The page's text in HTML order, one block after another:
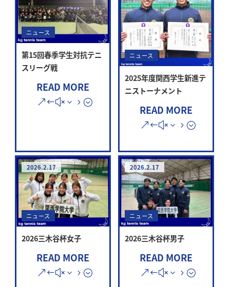
ニュース
第15回春季学生対抗テニ
スリーグ戦
READ MORE
ニュース
2025年度関西学生新進テ
ニストーナメント
READ MORE
2026.2.17
ニュース
2026三木谷杯女子
READ MORE
2026.2.17
ニュース
2026三木谷杯男子
READ MORE